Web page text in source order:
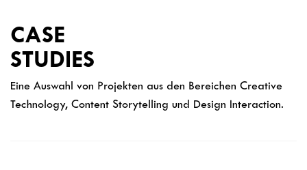
CASE
STUDIES
Eine Auswahl von Projekten aus den Bereichen Creative
Technology, Content Storytelling und Design Interaction.